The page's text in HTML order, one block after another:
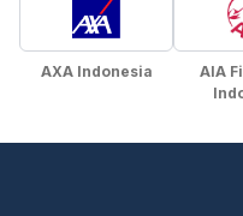
AXA Indonesia
AIA